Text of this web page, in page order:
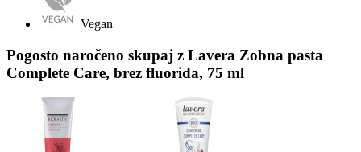
Vegan
Pogosto naročeno skupaj z Lavera Zobna pasta
Complete Care, brez fluorida, 75 ml